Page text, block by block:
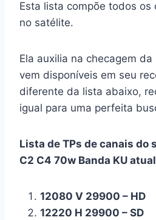
Esta lista compõe todos os
no satélite.
Ela auxilia na checagem
vem disponíveis em seu
diferente da lista abaixo,
igual para uma perfeita
Lista de TPs de canais do
C2 C4 70w Banda KU
12080 V 29900 – HD
12220 H 29900 – SD